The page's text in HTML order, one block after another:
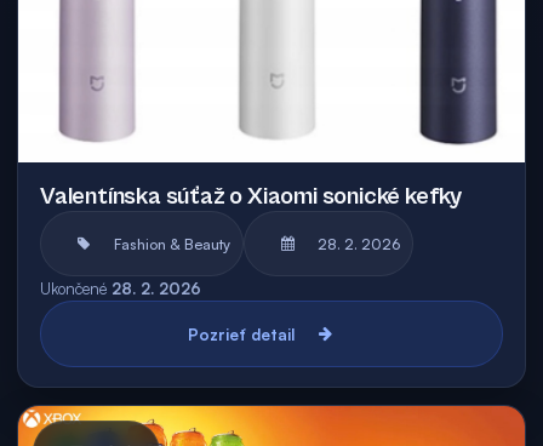
Valentínska súťaž o Xiaomi sonické kefky
Fashion & Beauty 28. 2. 2026
Ukončené 28. 2. 2026
Pozrieť detail